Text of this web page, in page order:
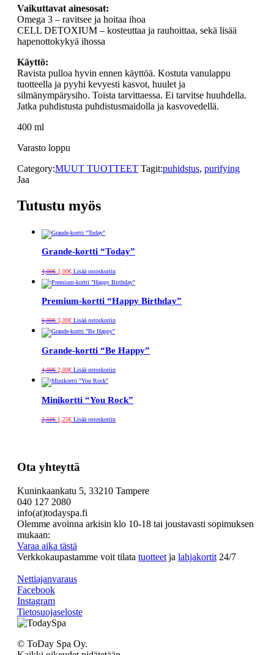
Vaikuttavat ainesosat:
Omega 3 – ravitsee ja hoitaa ihoa
CELL DETOXIUM – kosteuttaa ja rauhoittaa, sekä lisää
hapenottokykyä ihossa
Käyttö:
Ravista pulloa hyvin ennen käyttöä. Kostuta vanulappu
tuotteella ja pyyhi kevyesti kasvot, huulet ja
silmänympärysiho. Toista tarvittaessa. Ei tarvitse huuhdella.
Jatka puhdistusta puhdistusmaidolla ja kasvovedellä.
400 ml
Varasto loppu
Category:MUUT TUOTTEET Tagit:puhidstus, purifying
Jaa
Tutustu myös
Grande-kortti “Today”
4,00€hinta
oli:
4,00€.
2,00€hinta
on:
2,00€.
Lisää ostoskoriin
Premium-kortti “Happy Birthday”
6,00€
Alkuperäinen
hinta
oli:
3,00€
Nykyinen
hinta
on:
Lisää ostoskoriin
Grande-kortti “Be Happy”
4,00€
Alkuperäinen
hinta
oli:
4,00€.
2,00€
Nykyinen
hinta
on:
2,00€.
Lisää ostoskoriin
Minikortti “You Rock”
2,50€hinta
1,25€hinta
Lisää ostoskoriin
Ota yhteyttä
Kuninkaankatu 5, 33210 Tampere
040 127 2080
info(at)todayspa.fi
Olemme avoinna arkisin klo 10-18 tai joustavasti sopimuksen
mukaan:
Varaa aika tästä
Verkkokaupastamme voit tilata tuotteet ja lahjakortit 24/7
Nettiajanvaraus
Facebook
Instagram
Tietosuojaseloste
© ToDay Spa Oy.